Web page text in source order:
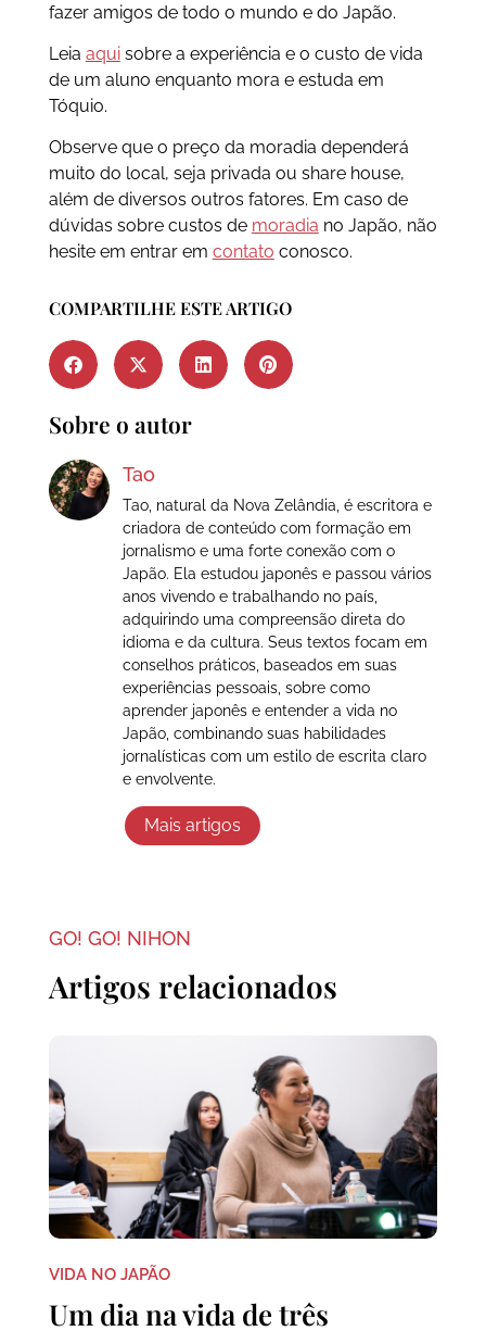
fazer amigos de todo o mundo e do Japão.
Leia aquisobre a experiência e o custo de vida
de um aluno enquanto mora e estuda em
Tóquio.
Observe que o preço da moradia dependerá
muito do local, seja privada ou share house,
além de diversos outros fatores. Em caso de
dúvidas sobre custos de moradia no Japão, não
hesite em entrar em contato conosco.
COMPARTILHE ESTE ARTIGO
Sobre o autor
Tao
Tao, natural da Nova Zelândia, é escritora e
criadora de conteúdo com formação em
jornalismo e uma forte conexão com o
Japão. Ela estudou japonês e passou vários
anos vivendo e trabalhando no país,
adquirindo uma compreensão direta do
idioma e da cultura. Seus textos focam em
conselhos práticos, baseados em suas
experiências pessoais, sobre como
aprender japonês e entender a vida no
Japão, combinando suas habilidades
jornalísticas com um estilo de escrita claro
e envolvente.
Mais artigos
GO! GO! NIHON
Artigos relacionados
VIDA NO JAPÃO
Um dia na vida de três